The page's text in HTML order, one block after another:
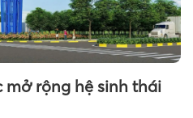
mở rộng hệ sinh thái